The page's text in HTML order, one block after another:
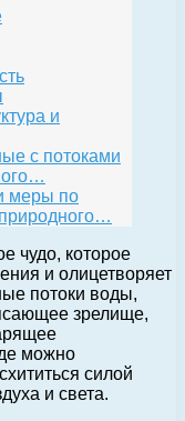
и
с потоками
меры по
чудо, которое
и олицетворяет
потоки воды,
зрелище,
можно
силой
и света.